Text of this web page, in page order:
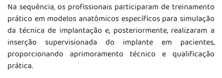
Na sequência, os profissionais participaram de treinamento
prático em modelos anatômicos específicos para simulação
da técnica de implantação e, posteriormente, realizaram a
inserção supervisionada do implante em pacientes,
proporcionando aprimoramento técnico e qualificação
prática.